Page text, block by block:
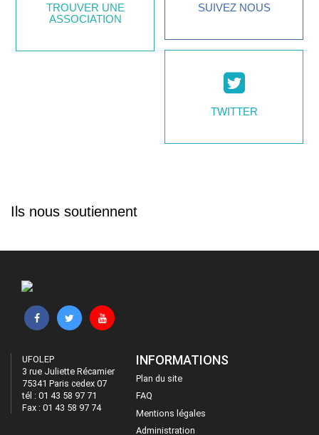
TROUVER UNE
ASSOCIATION
SUIVEZ NOUS
TWITTER
Ils nous soutiennent
UFOLEP
3 rue Juliette Récamier
75341 Paris cedex 07
tél : 01 43 58 97 71
Fax : 01 43 58 97 74
INFORMATIONS
Plan du site
FAQ
Mentions légales
Administration